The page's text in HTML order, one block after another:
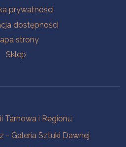
prywatności
dostępności
strony
Sklep
Tarnowa i Regionu
- Galeria Sztuki Dawnej